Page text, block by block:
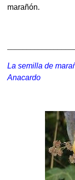
marañón.
La semilla de
Anacardo